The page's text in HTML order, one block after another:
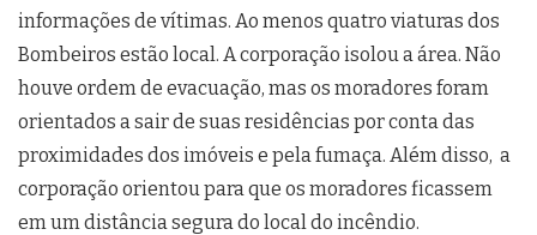
informações de vítimas. Ao menos quatro viaturas dos
Bombeiros estão local. A corporação isolou a área. Não
houve ordem de evacuação, mas os moradores foram
orientados a sair de suas residências por conta das
proximidades dos imóveis e pela fumaça. Além disso, a
corporação orientou para que os moradores ficassem
em um distância segura do local do incêndio.